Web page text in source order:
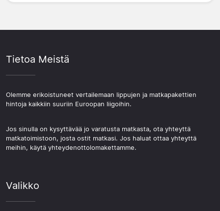
Tietoa Meistä
Olemme erikoistuneet vertailemaan lippujen ja matkapakettien
hintoja kaikkiin suuriin Euroopan liigoihin.
Jos sinulla on kysyttävää jo varatusta matkasta, ota yhteyttä
matkatoimistoon, josta ostit matkasi. Jos haluat ottaa yhteyttä
meihin, käytä yhteydenottolomakettamme.
Valikko